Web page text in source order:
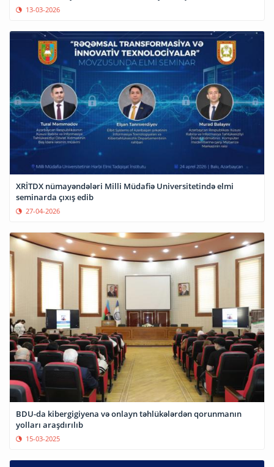
13-03-2026
XRİTDX nümayəndələri Milli Müdafiə Universitetində elmi
seminarda çıxış edib
27-04-2026
BDU-da kibergigiyena və onlayn təhlükələrdən qorunmanın
yolları araşdırılıb
15-03-2025